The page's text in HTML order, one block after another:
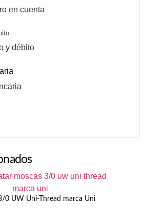
0 UW Uni-Thread marca Uni